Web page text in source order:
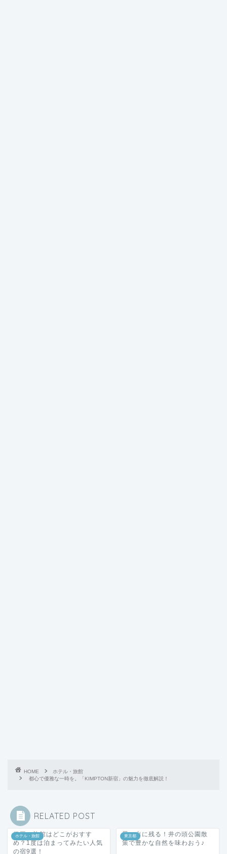
HOME
ホテル・旅館
都心で優雅な一時を。「KIMPTON新宿」の魅力を徹底解説！
RELATED POST
ホテル・旅館
伊豆の旅館はどこがおすす
め？1度は泊まってみたい人気
の宿9選！
東京都
思い出に残る！井の頭公園散
策で豊かな自然を味わおう♪